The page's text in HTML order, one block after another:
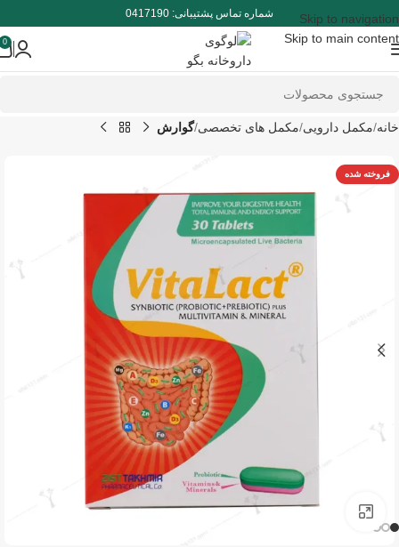
Skip to navigation
Skip to main content
شماره تماس پشتیبانی: 0417190
0
خانه مکمل دارویی مکمل های تخصصی گوارش
فروخته شده
برای بزرگنمایی کلیک کنید